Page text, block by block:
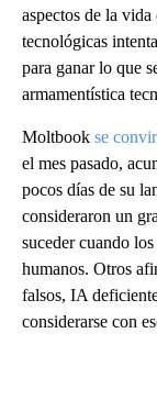
aspectos de la vida
tecnológicas
para ganar lo que
armamentística
Moltbook se
el mes pasado,
pocos días de su
consideraron un
suceder cuando
humanos. Otros
falsos, IA
considerarse con